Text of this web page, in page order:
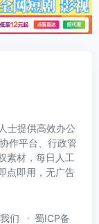
士提供高效办公
作平台、行政管
素材，每日人工
点即用，无广告
们 蜀ICP备